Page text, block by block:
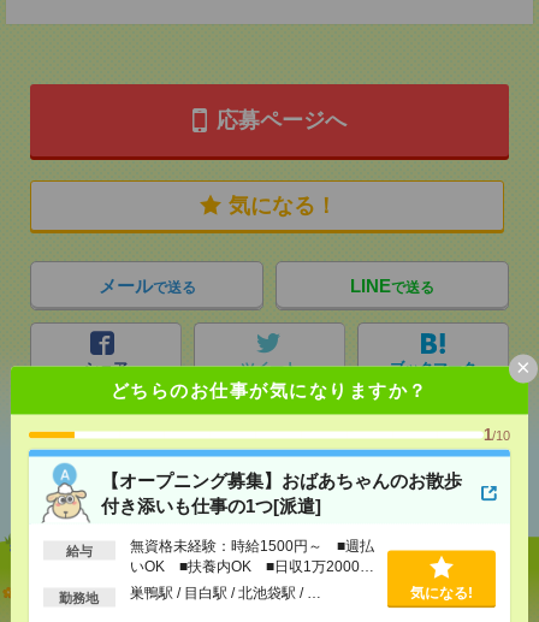
どちらのお仕事が気になりますか？
1/10
【オープニング募集】おばあちゃんのお散歩
付き添いも仕事の1つ[派遣]
給与
無資格未経験：時給1500円～ ■週払
いOK ■扶養内OK ■日収1万2000円
以上
勤務地 巣鴨駅 / 目白駅 / 北池袋駅 / … 気になる!
×
応募ページへ
気になる！
メールで送る LINEで送る
シェア ツイート ブックマーク
あなたの閲覧履歴からの
おすすめ
【オープニング募集】おばあちゃんのお散歩付き添
いも仕事の1つ[派遣]